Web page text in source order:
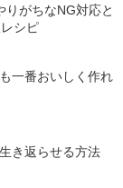
りがちなNG対応と
シピ
一番おいしく作れ
き返らせる方法